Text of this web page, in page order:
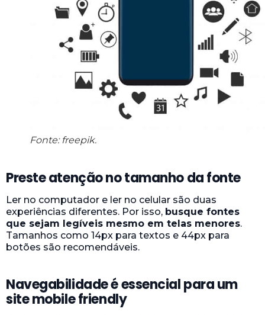
Fonte: freepik.
Preste atenção no tamanho da fonte
Ler no computador e ler no celular são duas
experiências diferentes. Por isso, busque fontes
que sejam legíveis mesmo em telas menores.
Tamanhos como 14px para textos e 44px para
botões são recomendáveis.
Navegabilidade é essencial para um
site mobile friendly